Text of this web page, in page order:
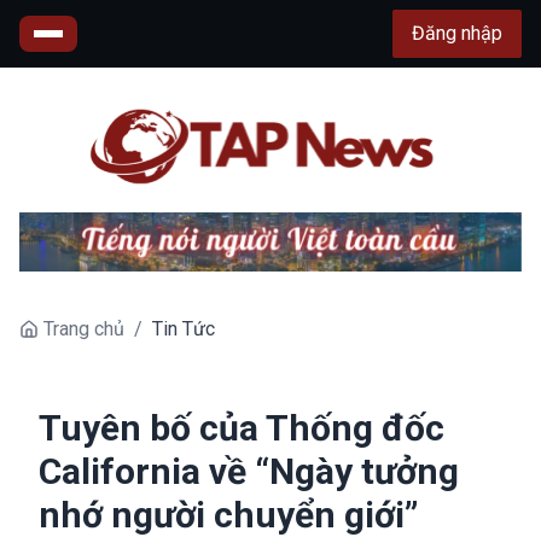
Đăng nhập
Trang chủ / Tin Tức
Tuyên bố của Thống đốc
California về “Ngày tưởng
nhớ người chuyển giới”